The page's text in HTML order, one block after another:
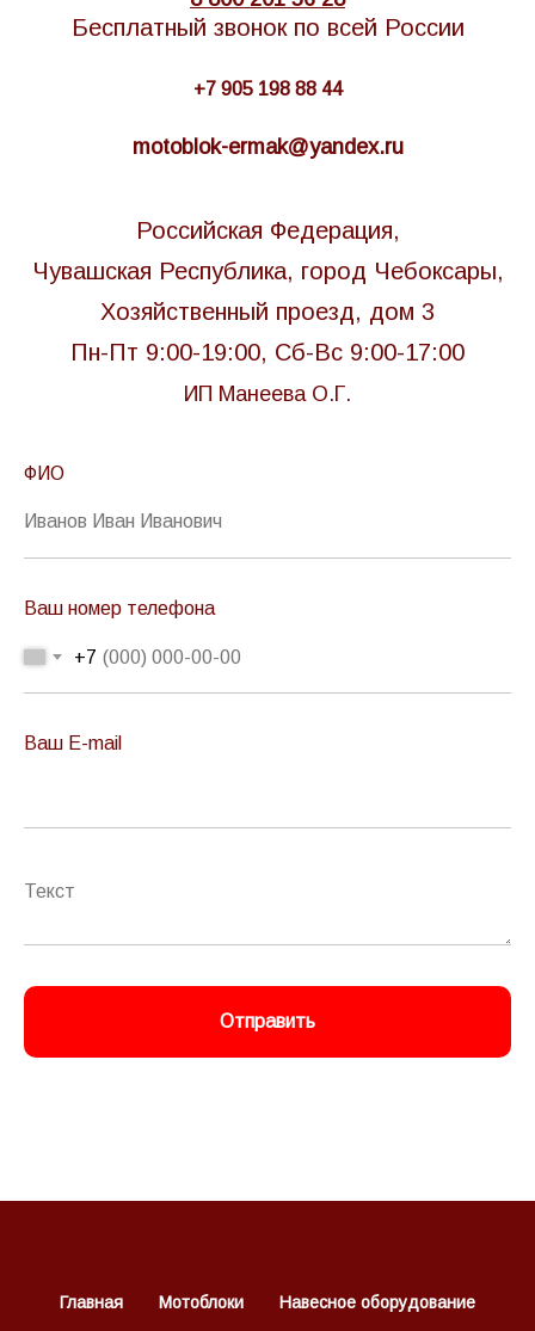
Бесплатный звонок по всей России
+7 905 198 88 44
motoblok-ermak@yandex.ru
Российская Федерация,
Чувашская Республика, город Чебоксары,
Хозяйственный проезд, дом 3
Пн-Пт 9:00-19:00, Сб-Вс 9:00-17:00
ИП Манеева О.Г.
ФИО
Ваш номер телефона
+7
Ваш E-mail
Отправить
Главная Мотоблоки Навесное оборудование